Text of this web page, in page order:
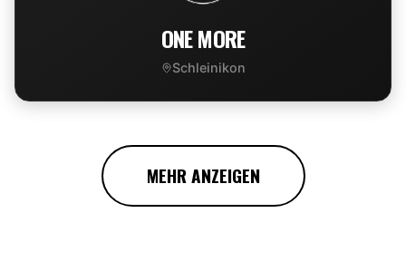
ONE MORE
Schleinikon
MEHR ANZEIGEN